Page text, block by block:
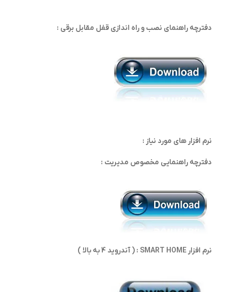
دفترچه راهنمای نصب و راه اندازی قفل مقابل برقی :
نرم افزار های مورد نیاز :
دفترچه راهنمایی مخصوص مدیریت :
نرم افزار SMART HOME : ( آندروید 4 به بالا )